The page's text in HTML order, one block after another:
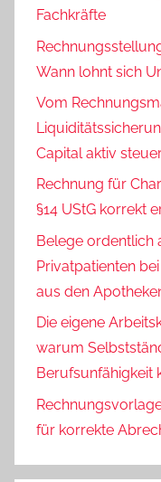
Fachkräfte
Wann lohnt sich
Vom
Capital aktiv
Rechnung für
§14 UStG korrekt
Belege ordentlich
Privatpatienten
aus den
Die eigene
warum
Berufsunfähigkeit
für korrekte